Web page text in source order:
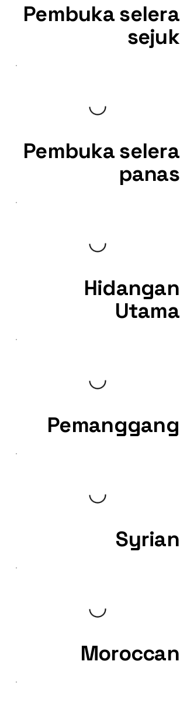
Pembuka selera
sejuk
Pembuka selera
panas
Hidangan
Utama
Pemanggang
Syrian
Moroccan